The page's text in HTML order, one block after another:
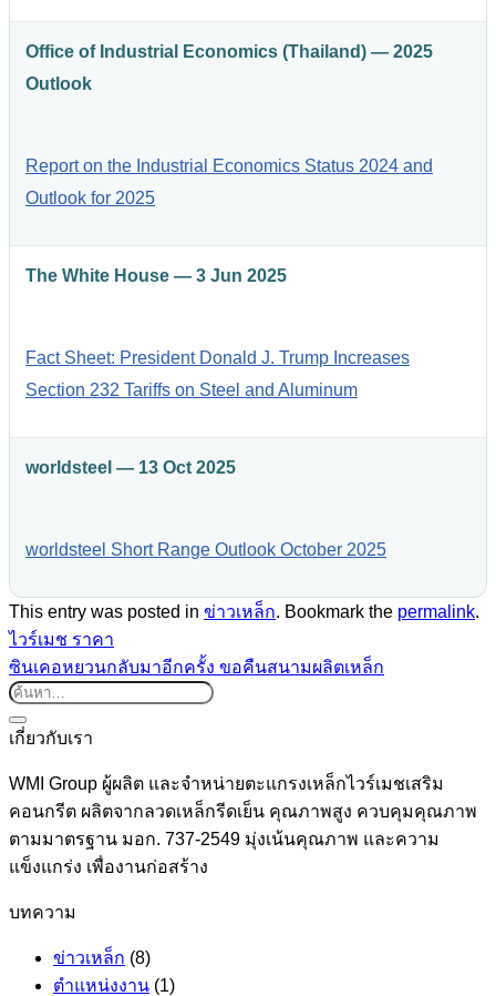
Office of Industrial Economics (Thailand) — 2025
Outlook
Report on the Industrial Economics Status 2024 and
Outlook for 2025
The White House — 3 Jun 2025
Fact Sheet: President Donald J. Trump Increases
Section 232 Tariffs on Steel and Aluminum
worldsteel — 13 Oct 2025
worldsteel Short Range Outlook October 2025
This entry was posted in ข่าวเหล็ก. Bookmark the permalink.
ไวร์เมช ราคา
ซินเคอหยวนกลับมาอีกครั้ง ขอคืนสนามผลิตเหล็ก
เกี่ยวกับเรา
WMI Group ผู้ผลิต และจำหน่ายตะแกรงเหล็กไวร์เมชเสริม
คอนกรีต ผลิตจากลวดเหล็กรีดเย็น คุณภาพสูง ควบคุมคุณภาพ
ตามมาตรฐาน มอก. 737-2549 มุ่งเน้นคุณภาพ และความ
แข็งแกร่ง เพื่องานก่อสร้าง
บทความ
ข่าวเหล็ก (8)
ตำแหน่งงาน (1)